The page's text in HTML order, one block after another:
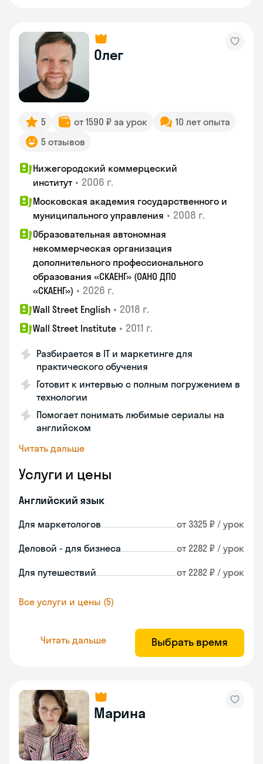
Олег
5 от 1590 ₽ за урок
10 лет опыта
5 отзывов
Нижегородский коммерцеский
институт • 2006 г.
Московская академия государственного и
муниципального управления • 2008 г.
Образовательная автономная
некоммерческая организация
дополнительного профессионального
образования «СКАЕНГ» (ОАНО ДПО
«СКАЕНГ») • 2026 г.
Wall Street English • 2018 г.
Wall Street Institute • 2011 г.
Разбирается в IT и маркетинге для
практического обучения
Готовит к интервью с полным погружением в
технологии
Помогает понимать любимые сериалы на
английском
Читать дальше
Услуги и цены
Английский язык
Для маркетологов от 3325 ₽ / урок
Деловой - для бизнеса от 2282 ₽ / урок
Для путешествий от 2282 ₽ / урок
Все услуги и цены (5)
Читать дальше Выбрать время
Марина